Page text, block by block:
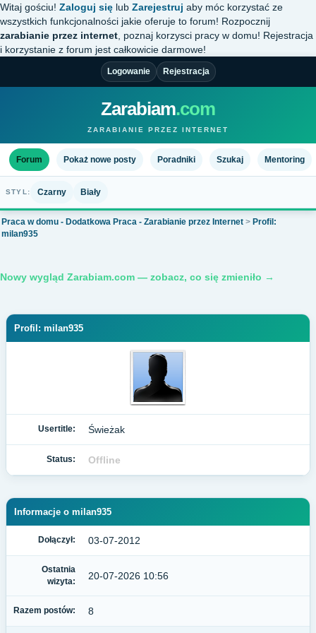
Witaj gościu! Zaloguj się lub Zarejestruj aby móc korzystać ze
wszystkich funkcjonalności jakie oferuje to forum! Rozpocznij
zarabianie przez internet , poznaj korzysci pracy w domu! Rejestracja
i korzystanie z forum jest całkowicie darmowe!
Logowanie Rejestracja
Zarabiam.com
ZARABIANIE PRZEZ INTERNET
Forum Pokaż nowe posty Poradniki Szukaj Mentoring
STYL: Czarny Biały
Praca w domu - Dodatkowa Praca - Zarabianie przez Internet > Profil:
milan935
Nowy wygląd Zarabiam.com — zobacz, co się zmieniło →
Profil: milan935
Usertitle: Świeżak
Status: Offline
Informacje o milan935
Dołączył: 03-07-2012
Ostatnia
wizyta:
20-07-2026 10:56
Razem postów: 8